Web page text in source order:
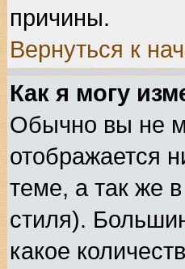
причины.
Вернуться к
Как я могу
Обычно вы не
отображается
теме, а так же
стиля).
какое